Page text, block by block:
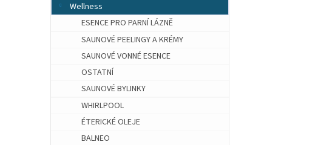
Wellness
ESENCE PRO PARNÍ LÁZNĚ
SAUNOVÉ PEELINGY A KRÉMY
SAUNOVÉ VONNÉ ESENCE
OSTATNÍ
SAUNOVÉ BYLINKY
WHIRLPOOL
ÉTERICKÉ OLEJE
BALNEO